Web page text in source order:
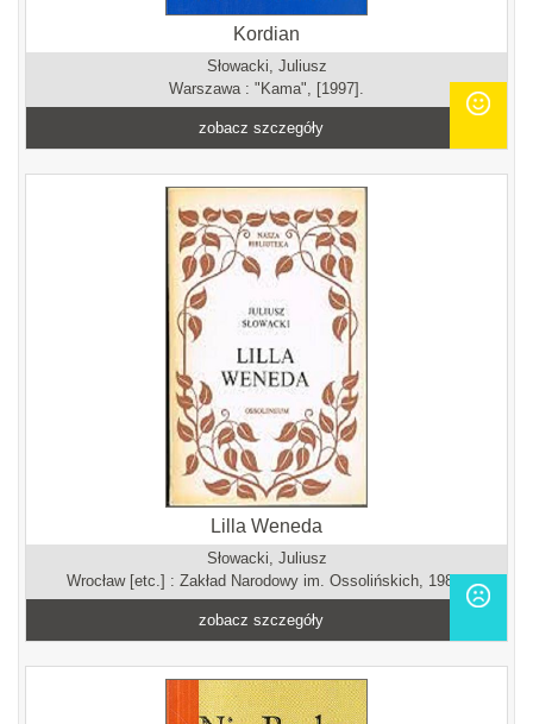
Kordian
Słowacki, Juliusz
Warszawa : "Kama", [1997].
zobacz szczegóły
Lilla Weneda
Słowacki, Juliusz
Wrocław [etc.] : Zakład Narodowy im. Ossolińskich, 1986.
zobacz szczegóły